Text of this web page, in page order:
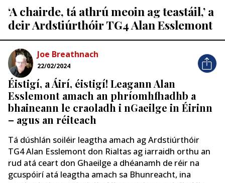
‘A chairde, tá athrú meoin ag teastáil,’ a
deir Ardstiúrthóir TG4 Alan Esslemont
Joe Breathnach
22/02/2024
Éistigí, a Áirí, éistigí! Leagann Alan
Esslemont amach an phríomhfhadhb a
bhaineann le craoladh i nGaeilge in Éirinn
– agus an réiteach
Tá dúshlán soiléir leagtha amach ag Ardstiúrthóir
TG4 Alan Esslemont don Rialtas ag iarraidh orthu an
rud atá ceart don Ghaeilge a dhéanamh de réir na
gcuspóirí atá leagtha amach sa Bhunreacht, ina